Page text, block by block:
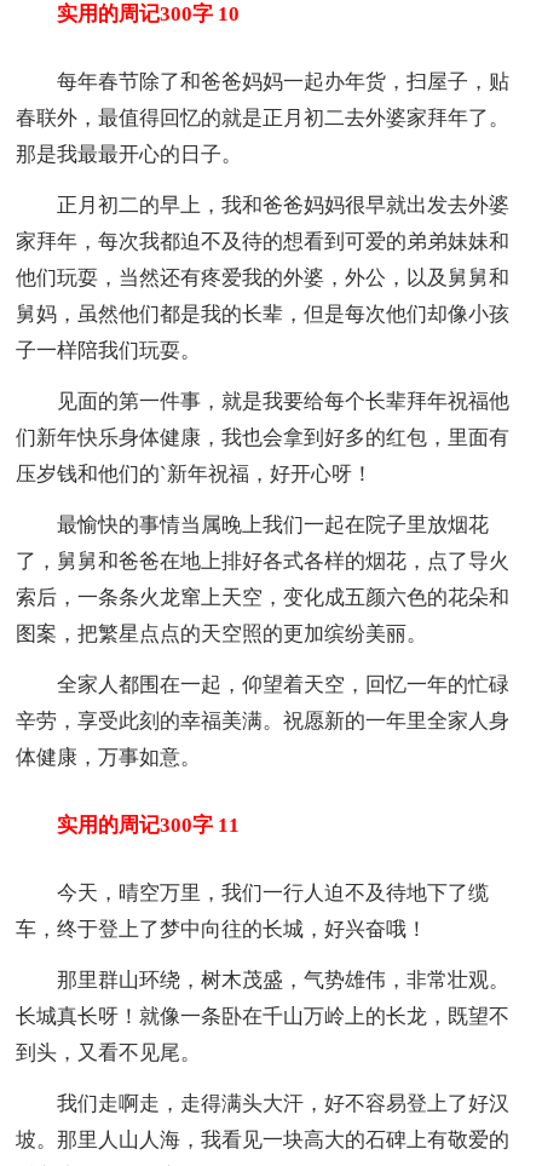
实用的周记300字 10
每年春节除了和爸爸妈妈一起办年货，扫屋子，贴
春联外，最值得回忆的就是正月初二去外婆家拜年了。
那是我最最开心的日子。
正月初二的早上，我和爸爸妈妈很早就出发去外婆
家拜年，每次我都迫不及待的想看到可爱的弟弟妹妹和
他们玩耍，当然还有疼爱我的外婆，外公，以及舅舅和
舅妈，虽然他们都是我的长辈，但是每次他们却像小孩
子一样陪我们玩耍。
见面的第一件事，就是我要给每个长辈拜年祝福他
们新年快乐身体健康，我也会拿到好多的红包，里面有
压岁钱和他们的`新年祝福，好开心呀！
最愉快的事情当属晚上我们一起在院子里放烟花
了，舅舅和爸爸在地上排好各式各样的烟花，点了导火
索后，一条条火龙窜上天空，变化成五颜六色的花朵和
图案，把繁星点点的天空照的更加缤纷美丽。
全家人都围在一起，仰望着天空，回忆一年的忙碌
辛劳，享受此刻的幸福美满。祝愿新的一年里全家人身
体健康，万事如意。
实用的周记300字 11
今天，晴空万里，我们一行人迫不及待地下了缆
车，终于登上了梦中向往的长城，好兴奋哦！
那里群山环绕，树木茂盛，气势雄伟，非常壮观。
长城真长呀！就像一条卧在千山万岭上的长龙，既望不
到头，又看不见尾。
我们走啊走，走得满头大汗，好不容易登上了好汉
坡。那里人山人海，我看见一块高大的石碑上有敬爱的